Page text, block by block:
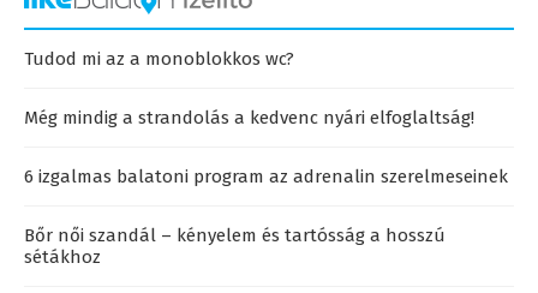
Tudod mi az a monoblokkos wc?
Még mindig a strandolás a kedvenc nyári elfoglaltság!
6 izgalmas balatoni program az adrenalin szerelmeseinek
Bőr női szandál – kényelem és tartósság a hosszú
sétákhoz